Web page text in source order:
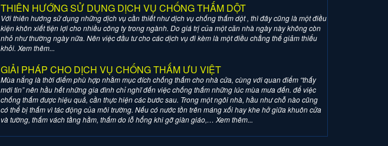
THIÊN HƯỚNG SỬ DỤNG DỊCH VỤ CHỐNG THẤM DỘT
Với thiên hướng sử dụng những dịch vụ cần thiết như dịch vụ chống thấm dột , thì đây cũng là một điều
kiện khôn xiết tiện lợi cho nhiều công ty trong ngành. Do giá trị của một căn nhà ngày này không còn
nhỏ như thường ngày nữa. Nên việc đầu tư cho các dịch vụ đi kèm là một điều chẳng thể giảm thiểu
khỏi. Xem thêm...
GIẢI PHÁP CHO DỊCH VỤ CHỐNG THẤM ƯU VIỆT
Mùa nắng là thời điểm phù hợp nhằm mục đích chống thấm cho nhà cửa, cùng với quan điểm “thấy
mới tin” nên hầu hết những gia đình chỉ nghĩ đến việc chống thấm những lúc mùa mưa đến. để việc
chống thấm được hiệu quả, cần thực hiện các bước sau. Trong một ngôi nhà, hầu như chỗ nào cũng
có thể bị thấm vì tác động của môi trường. Nếu có nước tồn trên máng xối hay khe hở giữa khuôn cửa
và tường, thấm vách tầng hầm, thấm do lỗ hổng khi gỡ giàn giáo,… Xem thêm...